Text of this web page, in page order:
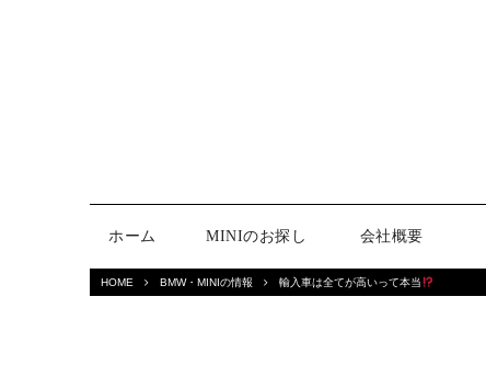
ホーム MINIのお探し 会社概要
HOME BMW・MINIの情報 輸入車は全てが高いって本当